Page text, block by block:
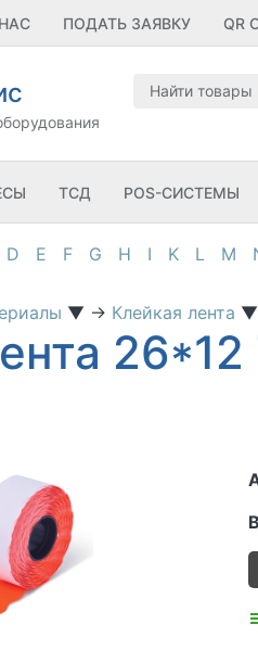
ПОДАТЬ ЗАЯВКУ QR
ТСД POS-СИСТЕМЫ
D E F G H I K L M
▼ → Клейкая лента ▼